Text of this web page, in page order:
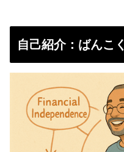
自己紹介：ばんこく